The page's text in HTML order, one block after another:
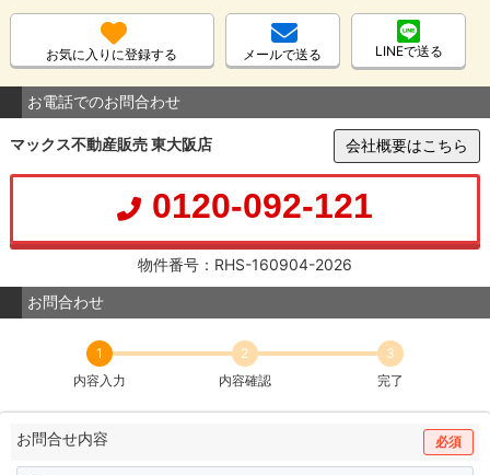
お気に入りに登録する メールで送る LINEで送る
お電話でのお問合わせ
マックス不動産販売 東大阪店 会社概要はこちら
0120-092-121
物件番号：RHS-160904-2026
お問合わせ
1
内容入力
2
内容確認
3
完了
お問合せ内容 必須